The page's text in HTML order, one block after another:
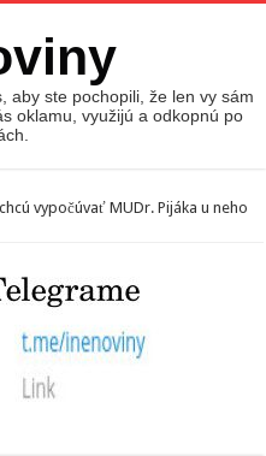
aby ste pochopili, že len vy sám
oklamu, využijú a odkopnú po
vypočúvať MUDr. Pijáka u neho